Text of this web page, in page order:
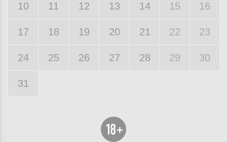
10 11 12 13 14 15 16
17 18 19 20 21 22 23
24 25 26 27 28 29 30
31